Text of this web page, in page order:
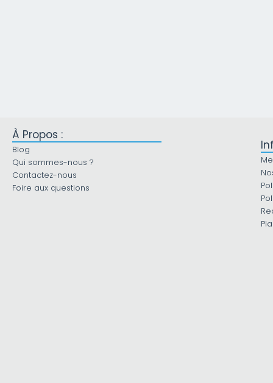
À Propos :
Blog
Qui sommes-nous ?
Contactez-nous
Foire aux questions